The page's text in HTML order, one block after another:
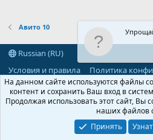
Авито 10
Russian (RU)
Условия и правила
Политика
R
S
Community platform by XenForo® © 2010-
Parts of this site powered byadd-ons from
DragonByte Technologies(Details)
©2010-2026 XenForo Ltd.
На данном сайте используются файлы
контент и сохранить Ваш вход в
Продолжая использовать этот сайт, Вы
наших файлов
Принять